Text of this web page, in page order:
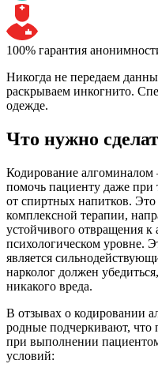
100% гарантия
Никогда не передаем
раскрываем инкогнито.
одежде.
Что нужно
Кодирование алгоминалом
помочь пациенту даже при
от спиртных напитков.
комплексной терапии,
устойчивого отвращения
психологическом уровне.
является
нарколог должен
никакого вреда.
В отзывах о кодировании
родные подчеркивают, что
при выполнении
условий: